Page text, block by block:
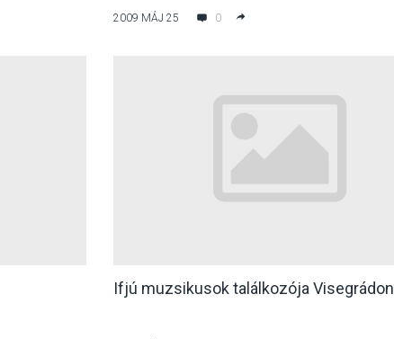
2009 MÁJ 25 0
Ifjú muzsikusok találkozója Visegrádon